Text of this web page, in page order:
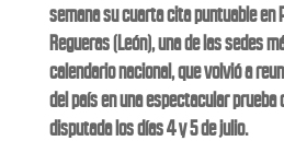
semana su cuarta cita puntuable en
Regueras (León), una de las sedes
calendario nacional, que volvió a
del país en una espectacular prueba
disputada los días 4 y 5 de julio.